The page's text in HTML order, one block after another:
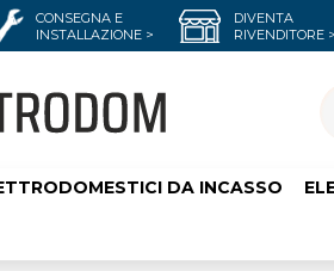
CONSEGNA E
INSTALLAZIONE >
DIVENTA
RIVENDITORE >
DA INCASSO